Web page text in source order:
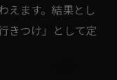
えます。結果とし
きつけ」として定